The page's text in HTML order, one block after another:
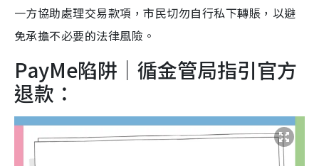
一方協助處理交易款項，市民切勿自行私下轉賬，以避
免承擔不必要的法律風險。
PayMe陷阱｜循金管局指引官方
退款：